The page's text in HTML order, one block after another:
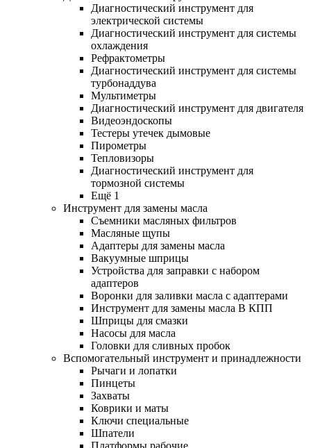
Диагностический инструмент для
электрической системы
Диагностический инструмент для системы
охлаждения
Рефрактометры
Диагностический инструмент для системы
турбонаддува
Мультиметры
Диагностический инструмент для двигателя
Видеоэндоскопы
Тестеры утечек дымовые
Пирометры
Тепловизоры
Диагностический инструмент для
тормозной системы
Ещё 1
Инструмент для замены масла
Съемники масляных фильтров
Масляные щупы
Адаптеры для замены масла
Вакуумные шприцы
Устройства для заправки с набором
адаптеров
Воронки для заливки масла с адаптерами
Инструмент для замены масла В КПП
Шприцы для смазки
Насосы для масла
Головки для сливных пробок
Вспомогательный инструмент и принадлежности
Рычаги и лопатки
Пинцеты
Захваты
Коврики и маты
Ключи специальные
Шпатели